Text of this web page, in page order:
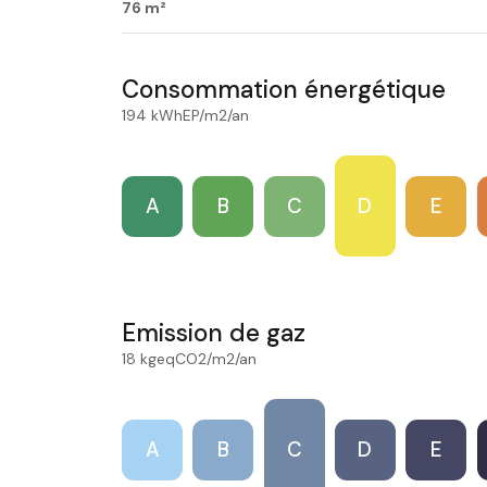
76 m²
Consommation énergétique
194 kWhEP/m2/an
A B C D E
Emission de gaz
18 kgeqCO2/m2/an
A B C D E